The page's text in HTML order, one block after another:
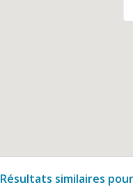
Résultats similaires